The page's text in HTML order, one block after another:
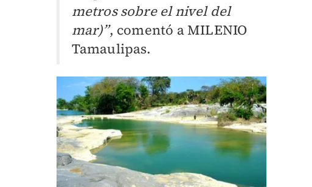
metros sobre el nivel del
mar)”, comentó a MILENIO
Tamaulipas.